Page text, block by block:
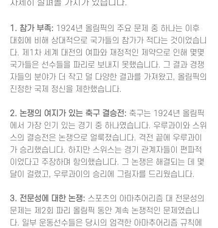
자세히 살펴볼 가치가 있습니다.
1. 참가 부족: 1924년 올림픽의 주요 문제 중 하나는 이후
대회에 비해 상대적으로 국가들의 참가가 적다는 것이었습니
다. 제1차 세계 대전의 여파와 재정적인 제약으로 인해 몇몇
국가들은 선수들을 파리로 보내지 못했습니다. 그 결과 경쟁
자들의 분야가 더 작고 덜 다양한 결과를 가져왔고, 올림픽의
진정한 국제 정신을 제한했습니다.
2. 논쟁의 여지가 있는 축구 결승전: 축구는 1924년 올림픽
에서 가장 인기 있는 경기 중 하나였습니다. 우루과이와 스위
스의 결승전은 논쟁으로 얼룩졌습니다. 격전 끝에 우루과이
가 승리했습니다. 하지만 스위스는 경기 관계자들이 편파적
이었다고 주장하며 항의했습니다. 그 논쟁은 해결되는 데 몇
달이 걸렸고, 우루과이의 승리에 그림자를 드리웠습니다.
3. 전문성에 대한 논쟁: 스포츠의 아마추어리즘 대 전문성의
문제는 제2회 파리 올림픽 동안 계속 논쟁적인 문제였습니
다. 일부 운동선수들은 당시의 엄격한 아마추어리즘 규칙에